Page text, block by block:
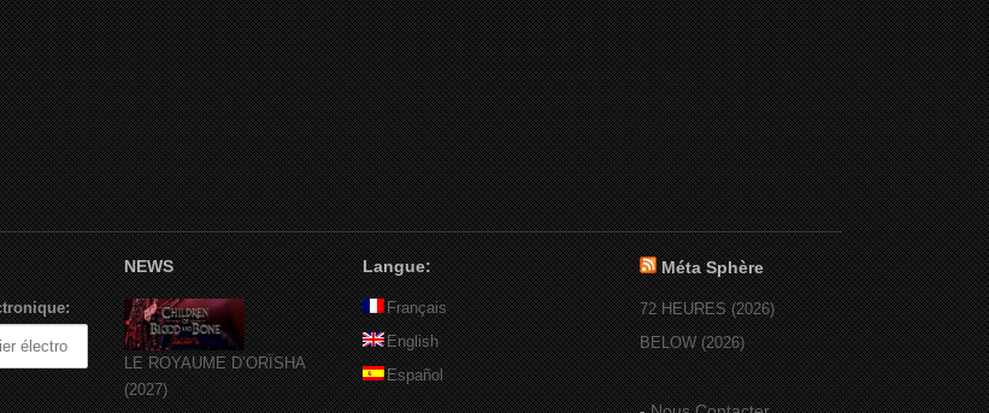
NEWS
LE ROYAUME D’ORÏSHA
(2027)
Langue:
Français
English
Español
Méta Sphère
72 HEURES (2026)
BELOW (2026)